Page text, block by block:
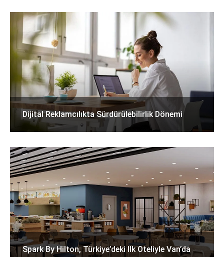
Dijital Reklamcılıkta Sürdürülebilirlik Dönemi
Spark By Hilton, Türkiye’deki Ilk Oteliyle Van’da